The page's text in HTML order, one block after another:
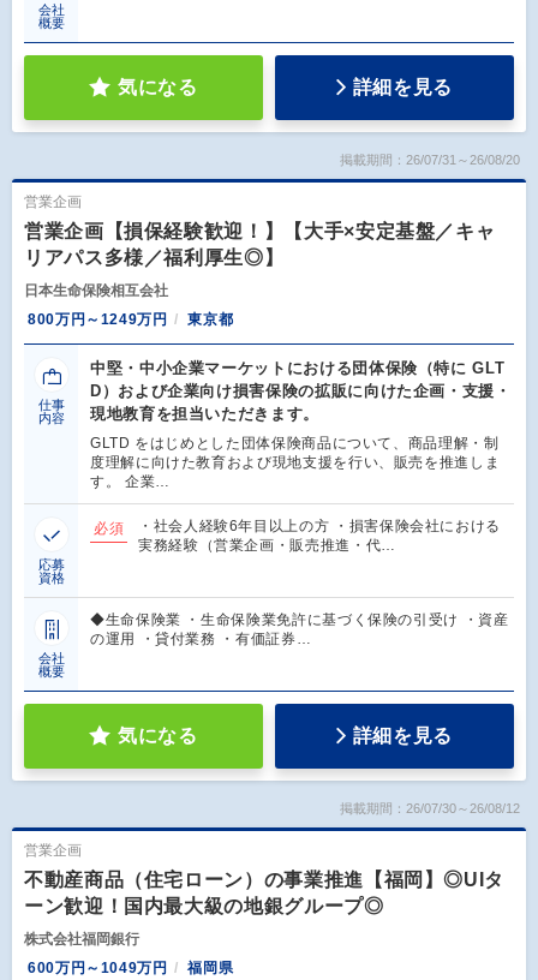
会社
概要
気になる 詳細を見る
掲載期間：26/07/31～26/08/20
営業企画
営業企画【損保経験歓迎！】【大手×安定基盤／キャ
リアパス多様／福利厚生◎】
日本生命保険相互会社
800万円～1249万円
東京都
仕事
内容
中堅・中小企業マーケットにおける団体保険（特に GLT
D）および企業向け損害保険の拡販に向けた企画・支援・
現地教育を担当いただきます。
GLTD をはじめとした団体保険商品について、商品理解・制
度理解に向けた教育および現地支援を行い、販売を推進しま
す。 企業…
応募
資格
必須
・社会人経験6年目以上の方 ・損害保険会社における
実務経験（営業企画・販売推進・代…
会社
概要
◆生命保険業 ・生命保険業免許に基づく保険の引受け ・資産
の運用 ・貸付業務 ・有価証券…
気になる 詳細を見る
掲載期間：26/07/30～26/08/12
営業企画
不動産商品（住宅ローン）の事業推進【福岡】◎UIタ
ーン歓迎！国内最大級の地銀グループ◎
株式会社福岡銀行
600万円～1049万円
福岡県